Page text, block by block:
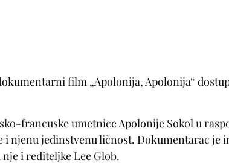
film „Apolonija, Apolonija“
francuske umetnice Apolonije Sokol u
i njenu jedinstvenu ličnost. Dokumentarac je
i rediteljke Lee Glob.